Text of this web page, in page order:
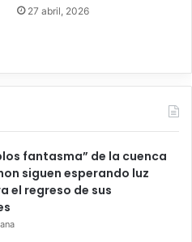
27 abril, 2026
fantasma” de la cuenca
siguen esperando luz
el regreso de sus